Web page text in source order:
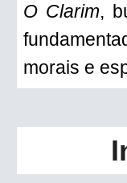
O Clarim,
morais e